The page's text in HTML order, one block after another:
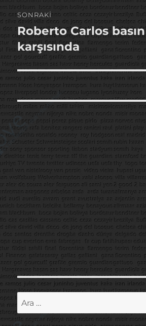
SONRAKI
Sonraki
yazı:
Roberto Carlos basın
karşısında
Ara: